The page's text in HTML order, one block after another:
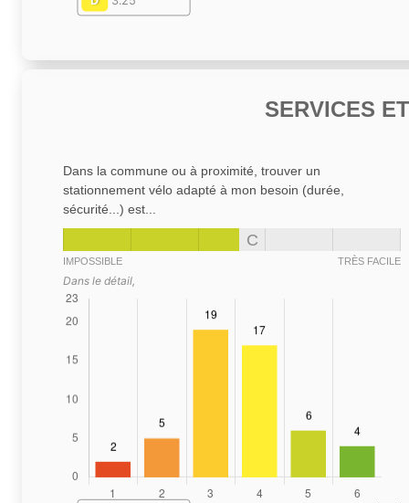
SERVICES
Dans la commune ou à proximité, trouver un
stationnement vélo adapté à mon besoin (durée,
sécurité...) est...
C
IMPOSSIBLE TRÈS FACILE
Dans le détail,